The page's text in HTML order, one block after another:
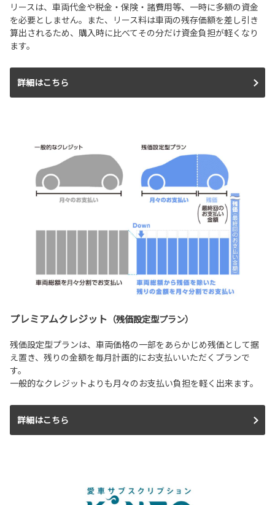
リースは、車両代金や税金・保険・諸費用等、一時に多額の資金
を必要としません。また、リース料は車両の残存価額を差し引き
算出されるため、購入時に比べてその分だけ資金負担が軽くなり
ます。
詳細はこちら
プレミアムクレジット （残価設定型プラン）
残価設定型プランは、車両価格の一部をあらかじめ残価として据
え置き、残りの金額を毎月計画的にお支払いいただくプランで
す。
一般的なクレジットよりも月々のお支払い負担を軽く出来ます。
詳細はこちら